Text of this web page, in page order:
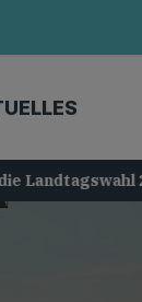
2026